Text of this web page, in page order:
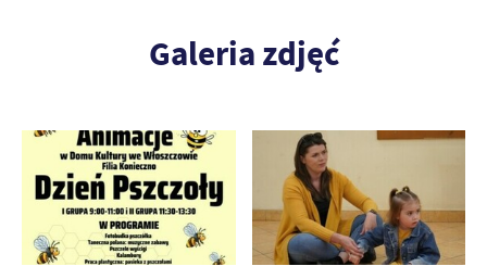
Galeria zdjęć